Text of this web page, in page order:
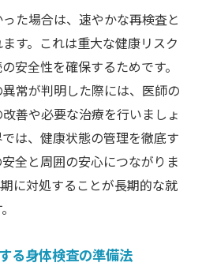
た場合は、速やかな再検査と
す。これは重大な健康リスク
安全性を確保するためです。
常が判明した際には、医師の
善や必要な治療を行いましょ
は、健康状態の管理を徹底す
全と周囲の安心につながりま
に対処することが長期的な就
る身体検査の準備法